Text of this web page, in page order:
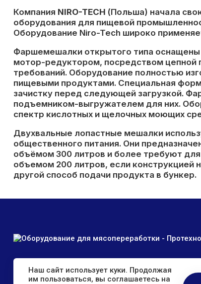
Компания NIRO-TECH (Польша) начала
оборудования для пищевой
Оборудование Niro-Tech широко
Фаршемешалки открытого типа
мотор-редуктором, посредством цепной
требований. Оборудование полностью
пищевыми продуктами. Специальная
зачистку перед следующей загрузкой.
подъемником-выгружателем для них.
спектр кислотных и щелочных моющих
Двухвальные лопастные мешалки
общественного питания. Они
объёмом 300 литров и более требуют для
объемом 200 литров, если конструкцией
другой способ подачи продукта в бункер.
Наш сайт использует куки. Продолжая
им пользоваться, вы соглашаетесь на